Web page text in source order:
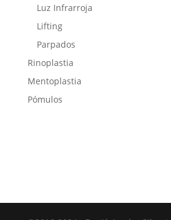
Luz Infrarroja
Lifting
Parpados
Rinoplastia
Mentoplastia
Pómulos